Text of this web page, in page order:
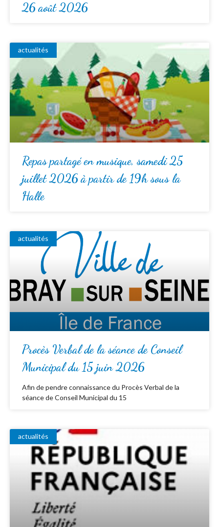
26 août 2026
actualités
Repas partagé en musique, samedi 25
juillet 2026 à partir de 19h sous la
Halle
actualités
Procès Verbal de la séance de Conseil
Municipal du 15 juin 2026
Afin de pendre connaissance du Procès Verbal de la
séance de Conseil Municipal du 15
actualités